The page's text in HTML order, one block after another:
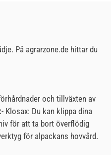
På agrarzone.de hittar du
och tillväxten av
- Klosax: Du kan klippa dina
för att ta bort överflödig
för alpackans hovvård.